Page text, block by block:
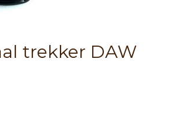
trekker DAW
Skip
to